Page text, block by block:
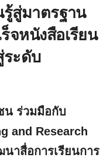
รู้สู่มาตรฐาน
จหนังสือเรียน
ะดับ
น ร่วมมือกับ
and Research
าสื่อการเรียนการ